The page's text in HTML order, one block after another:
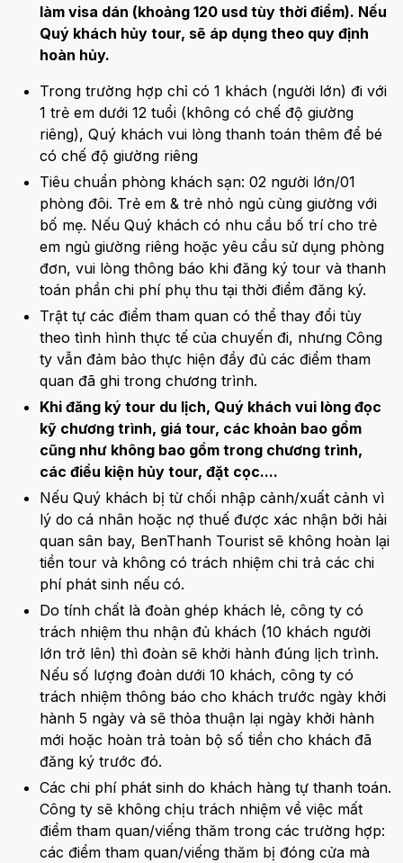
làm visa dán (khoảng 120 usd tùy thời điểm). Nếu
Quý khách hủy tour, sẽ áp dụng theo quy định
hoàn hủy.
Trong trường hợp chỉ có 1 khách (người lớn) đi với
1 trẻ em dưới 12 tuổi (không có chế độ giường
riêng), Quý khách vui lòng thanh toán thêm để bé
có chế độ giường riêng
Tiêu chuẩn phòng khách sạn: 02 người lớn/01
phòng đôi. Trẻ em & trẻ nhỏ ngủ cùng giường với
bố mẹ. Nếu Quý khách có nhu cầu bố trí cho trẻ
em ngủ giường riêng hoặc yêu cầu sử dụng phòng
đơn, vui lòng thông báo khi đăng ký tour và thanh
toán phần chi phí phụ thu tại thời điểm đăng ký.
Trật tự các điểm tham quan có thể thay đổi tùy
theo tình hình thực tế của chuyến đi, nhưng Công
ty vẫn đảm bảo thực hiện đầy đủ các điểm tham
quan đã ghi trong chương trình.
Khi đăng ký tour du lịch, Quý khách vui lòng đọc
kỹ chương trình, giá tour, các khoản bao gồm
cũng như không bao gồm trong chương trình,
các điều kiện hủy tour, đặt cọc....
Nếu Quý khách bị từ chối nhập cảnh/xuất cảnh vì
lý do cá nhân hoặc nợ thuế được xác nhận bởi hải
quan sân bay, BenThanh Tourist sẽ không hoàn lại
tiền tour và không có trách nhiệm chi trả các chi
phí phát sinh nếu có.
Do tính chất là đoàn ghép khách lẻ, công ty có
trách nhiệm thu nhận đủ khách (10 khách người
lớn trở lên) thì đoàn sẽ khởi hành đúng lịch trình.
Nếu số lượng đoàn dưới 10 khách, công ty có
trách nhiệm thông báo cho khách trước ngày khởi
hành 5 ngày và sẽ thỏa thuận lại ngày khởi hành
mới hoặc hoàn trả toàn bộ số tiền cho khách đã
đăng ký trước đó.
Các chi phí phát sinh do khách hàng tự thanh toán.
Công ty sẽ không chịu trách nhiệm về việc mất
điểm tham quan/viếng thăm trong các trường hợp:
các điểm tham quan/viếng thăm bị đóng cửa mà